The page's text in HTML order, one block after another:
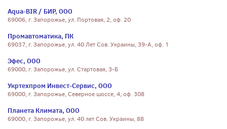
Aqua-BIR / БИР, ООО
69006, г. Запорожье, ул. Портовая, 2, оф. 20
Промавтоматика, ПК
69037, г. Запорожье, ул. 40 Лет Сов. Украины, 39-А, оф. 1
Эфес, ООО
69000, г. Запорожье, ул. Стартовая, 3-Б
Укртехпром Инвест-Сервис, ООО
69000, г. Запорожье, Северное шоссе, 4, оф. 308
Планета Климата, ООО
69000, г. Запорожье, ул. 40 лет Сов. Украины, 88